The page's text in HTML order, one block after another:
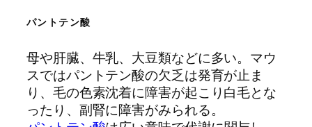
パントテン酸
母や肝臓、牛乳、大豆類などに多い。マウ
スではパントテン酸の欠乏は発育が止ま
り、毛の色素沈着に障害が起こり白毛とな
ったり、副腎に障害がみられる。